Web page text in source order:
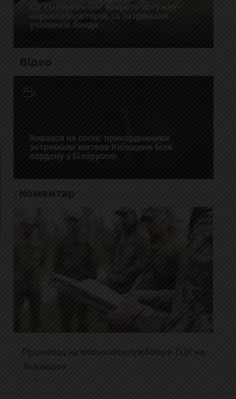
На Хмельниччині викрито потужну
нарколабораторію та затримано
учасників банди
Відео
Ховався на сосні: прикордонники
затримали жителя Київщини біля
кордону з Білоруссю
Коментар
Про напад на військовослужбовців ТЦК на
Львівщині